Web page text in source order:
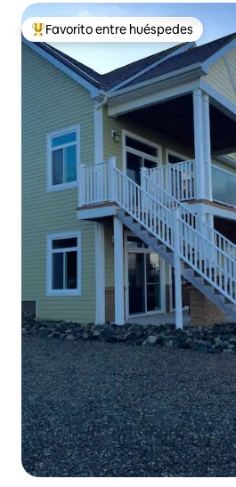
Favorito entre huéspedes preferido
Favorito entre huéspedes